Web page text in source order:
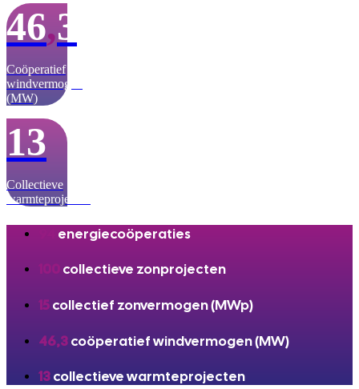
46,3
Coöperatief
windvermogen
(MW)
13
Collectieve
warmteprojecten
energiecoöperaties
100collectieve zonprojecten
15collectief zonvermogen (MWp)
46,3coöperatief windvermogen (MW)
13collectieve warmteprojecten